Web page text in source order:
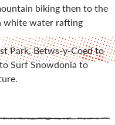
biking then to the
white water rafting
Park, Betws-y-Coed to
Surf Snowdonia to